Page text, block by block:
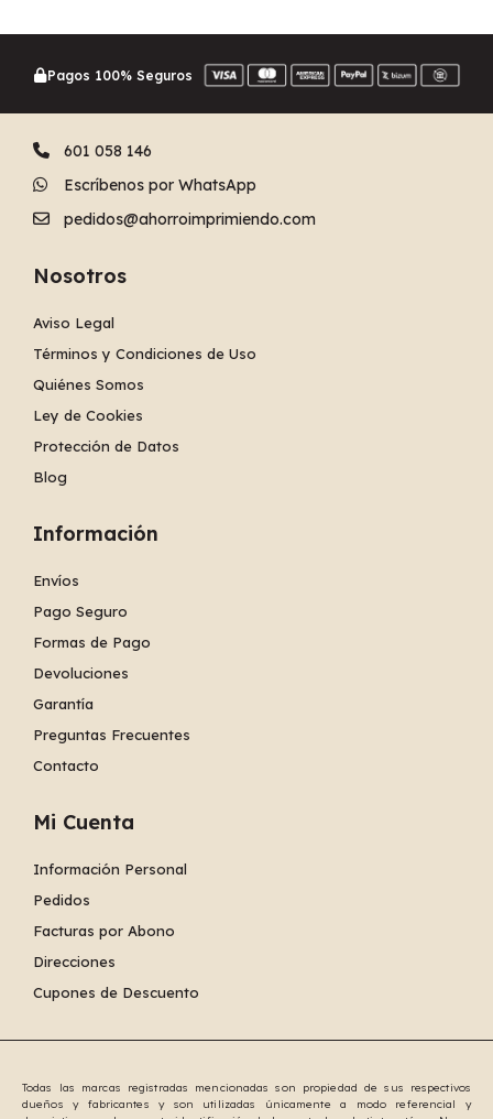
Pagos 100% Seguros
601 058 146
Escríbenos por WhatsApp
pedidos@ahorroimprimiendo.com
Nosotros
Aviso Legal
Términos y Condiciones de Uso
Quiénes Somos
Ley de Cookies
Protección de Datos
Blog
Información
Envíos
Pago Seguro
Formas de Pago
Devoluciones
Garantía
Preguntas Frecuentes
Contacto
Mi Cuenta
Información Personal
Pedidos
Facturas por Abono
Direcciones
Cupones de Descuento
Todas las marcas registradas mencionadas son propiedad de sus respectivos
dueños y fabricantes y son utilizadas únicamente a modo referencial y